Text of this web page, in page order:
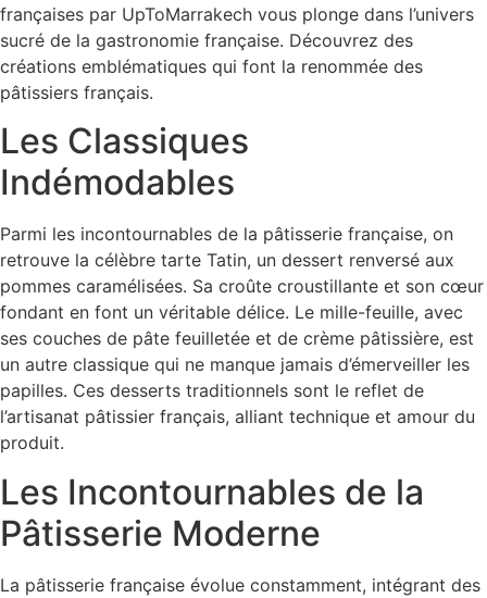
françaises par UpToMarrakech vous plonge dans l’univers
sucré de la gastronomie française. Découvrez des
créations emblématiques qui font la renommée des
pâtissiers français.
Les Classiques
Indémodables
Parmi les incontournables de la pâtisserie française, on
retrouve la célèbre tarte Tatin, un dessert renversé aux
pommes caramélisées. Sa croûte croustillante et son cœur
fondant en font un véritable délice. Le mille-feuille, avec
ses couches de pâte feuilletée et de crème pâtissière, est
un autre classique qui ne manque jamais d’émerveiller les
papilles. Ces desserts traditionnels sont le reflet de
l’artisanat pâtissier français, alliant technique et amour du
produit.
Les Incontournables de la
Pâtisserie Moderne
La pâtisserie française évolue constamment, intégrant des